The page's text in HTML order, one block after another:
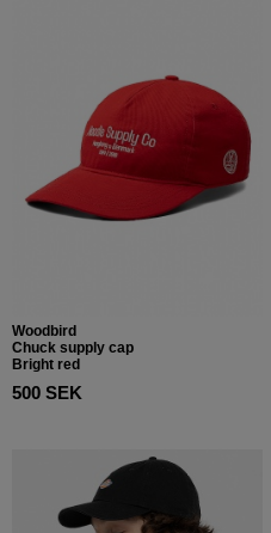
Woodbird
Chuck supply cap
Bright red
500 SEK